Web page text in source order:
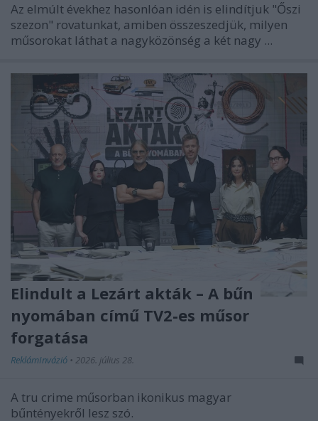
Az elmúlt évekhez hasonlóan idén is elindítjuk "Őszi
szezon" rovatunkat, amiben összeszedjük, milyen
műsorokat láthat a nagyközönség a két nagy ...
Elindult a Lezárt akták – A bűn
nyomában című TV2-es műsor
forgatása
ReklámInvázió • 2026. július 28.
A tru crime műsorban ikonikus magyar
bűntényekről lesz szó.